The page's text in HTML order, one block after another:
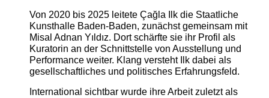
Von 2020 bis 2025 leitete Çağla Ilk die Staatliche
Kunsthalle Baden-Baden, zunächst gemeinsam mit
Misal Adnan Yıldız. Dort schärfte sie ihr Profil als
Kuratorin an der Schnittstelle von Ausstellung und
Performance weiter. Klang versteht Ilk dabei als
gesellschaftliches und politisches Erfahrungsfeld.
International sichtbar wurde ihre Arbeit zuletzt als